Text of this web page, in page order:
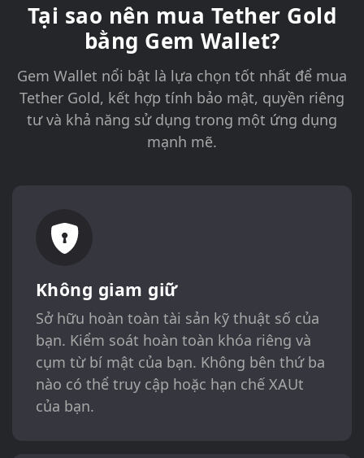
Tại sao nên mua Tether Gold
bằng Gem Wallet?
Gem Wallet nổi bật là lựa chọn tốt nhất để mua
Tether Gold, kết hợp tính bảo mật, quyền riêng
tư và khả năng sử dụng trong một ứng dụng
mạnh mẽ.
Không giam giữ
Sở hữu hoàn toàn tài sản kỹ thuật số của
bạn. Kiểm soát hoàn toàn khóa riêng và
cụm từ bí mật của bạn. Không bên thứ ba
nào có thể truy cập hoặc hạn chế XAUt
của bạn.